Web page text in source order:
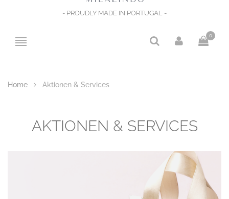
- PROUDLY MADE IN PORTUGAL -
0
Home Aktionen & Services
AKTIONEN & SERVICES